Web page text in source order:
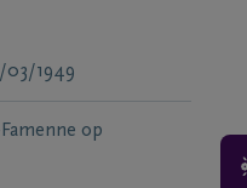
03/1949
op